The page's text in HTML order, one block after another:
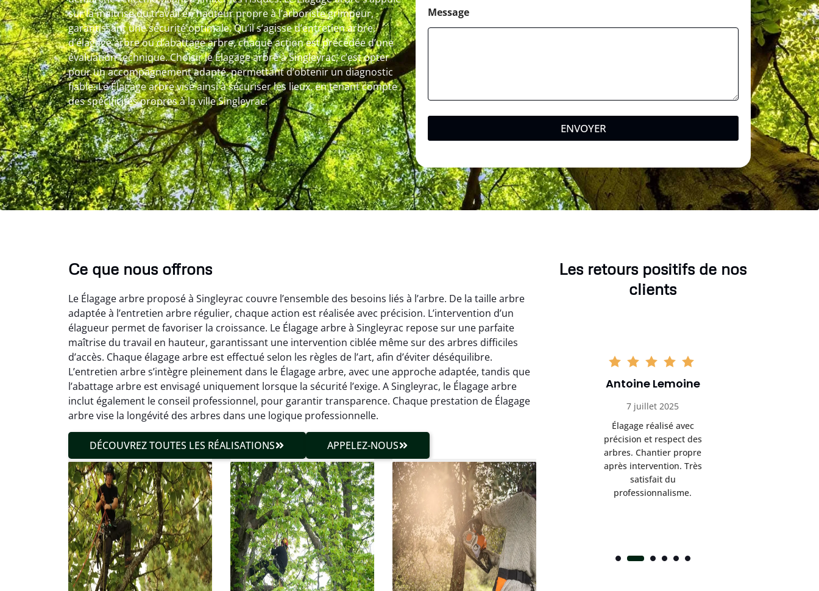
sur la maîtrise du travail en hauteur propre à l’arboriste grimpeur,
garantissant une sécurité optimale. Qu’il s’agisse d’entretien arbre,
d’élagage arbre ou d’abattage arbre, chaque action est précédée d’une
évaluation technique. Choisir le Élagage arbre à Singleyrac, c’est opter
pour un accompagnement adapté, permettant d’obtenir un diagnostic
fiable. Le Élagage arbre vise ainsi à sécuriser les lieux, en tenant compte
des spécificités propres à la ville Singleyrac.
Message
ENVOYER
Ce que nous offrons
Le Élagage arbre proposé à Singleyrac couvre l’ensemble des besoins liés à l’arbre. De la taille arbre
adaptée à l’entretien arbre régulier, chaque action est réalisée avec précision. L’intervention d’un
élagueur permet de favoriser la croissance. Le Élagage arbre à Singleyrac repose sur une parfaite
maîtrise du travail en hauteur, garantissant une intervention ciblée même sur des arbres difficiles
d’accès. Chaque élagage arbre est effectué selon les règles de l’art, afin d’éviter déséquilibre.
L’entretien arbre s’intègre pleinement dans le Élagage arbre, avec une approche adaptée, tandis que
l’abattage arbre est envisagé uniquement lorsque la sécurité l’exige. A Singleyrac, le Élagage arbre
inclut également le conseil professionnel, pour garantir transparence. Chaque prestation de Élagage
arbre vise la longévité des arbres dans une logique professionnelle.
DÉCOUVREZ TOUTES LES RÉALISATIONS APPELEZ-NOUS
Les retours positifs de nos
clients
Mathieu Roussel
19 décembre 2025
précise malgré des
conditions compliquées. Le
résultat est exactement
conforme à mes attentes.
Julien Caradec
18 juin 2025
propre et parfaitement
maîtrisée. Résultat
impeccable.
Antoine Lemoine
7 juillet 2025
Élagage réalisé avec
précision et respect des
arbres. Chantier propre
après intervention. Très
satisfait du
professionnalisme.